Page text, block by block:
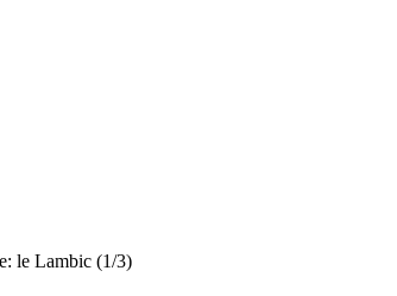
le Lambic (1/3)